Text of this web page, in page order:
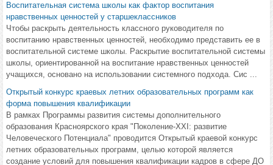
Воспитательная система школы как фактор воспитания
нравственных ценностей у старшеклассников
Чтобы раскрыть деятельность классного руководителя по
воспитанию нравственных ценностей, необходимо представить ее в
воспитательной системе школы. Раскрытие воспитательной системы
школы, ориентированной на воспитание нравственных ценностей
учащихся, основано на использовании системного подхода. Сис ...
Открытый конкурс краевых летних образовательных программ как
форма повышения квалификации
В рамках Программы развития системы дополнительного
образования Красноярского края "Поколение-XXI: развитие
Человеческого Потенциала" проводится Открытый краевой конкурс
летних образовательных программ, целью которой является
создание условий для повышения квалификации кадров в сфере ДО